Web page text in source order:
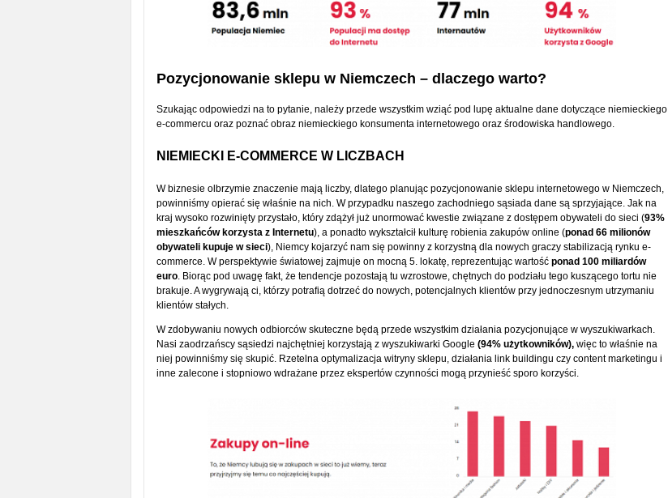
Pozycjonowanie sklepu w Niemczech – dlaczego warto?
Szukając odpowiedzi na to pytanie, należy przede wszystkim wziąć pod lupę aktualne dane dotyczące niemieckiego
e-commercu oraz poznać obraz niemieckiego konsumenta internetowego oraz środowiska handlowego.
NIEMIECKI E-COMMERCE W LICZBACH
W biznesie olbrzymie znaczenie mają liczby, dlatego planując pozycjonowanie sklepu internetowego w Niemczech,
powinniśmy opierać się właśnie na nich. W przypadku naszego zachodniego sąsiada dane są sprzyjające. Jak na
kraj wysoko rozwinięty przystało, który zdążył już unormować kwestie związane z dostępem obywateli do sieci (93%
mieszkańców korzysta z Internetu), a ponadto wykształcił kulturę robienia zakupów online (ponad 66 milionów
obywateli kupuje w sieci), Niemcy kojarzyć nam się powinny z korzystną dla nowych graczy stabilizacją rynku e-
commerce. W perspektywie światowej zajmuje on mocną 5. lokatę, reprezentując wartość ponad 100 miliardów
euro. Biorąc pod uwagę fakt, że tendencje pozostają tu wzrostowe, chętnych do podziału tego kuszącego tortu nie
brakuje. A wygrywają ci, którzy potrafią dotrzeć do nowych, potencjalnych klientów przy jednoczesnym utrzymaniu
klientów stałych.
W zdobywaniu nowych odbiorców skuteczne będą przede wszystkim działania pozycjonujące w wyszukiwarkach.
Nasi zaodrzańscy sąsiedzi najchętniej korzystają z wyszukiwarki Google (94% użytkowników), więc to właśnie na
niej powinniśmy się skupić. Rzetelna optymalizacja witryny sklepu, działania link buildingu czy content marketingu i
inne zalecone i stopniowo wdrażane przez ekspertów czynności mogą przynieść sporo korzyści.